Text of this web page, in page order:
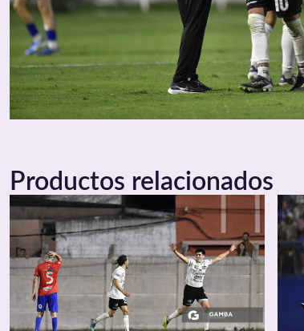
Productos relacionados